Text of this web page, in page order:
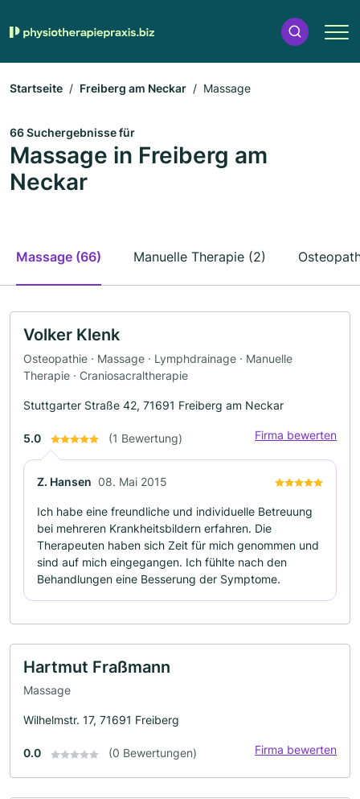
Startseite Freiberg am Neckar Massage
66 Suchergebnisse für
Massage in Freiberg am
Neckar
Massage (66) Manuelle Therapie (2)
Volker Klenk
Osteopathie · Massage · Lymphdrainage · Manuelle
Therapie · Craniosacraltherapie
Stuttgarter Straße 42, 71691 Freiberg am Neckar
5.0 (1 Bewertung) Firma bewerten
Z. Hansen 08. Mai 2015
Ich habe eine freundliche und individuelle Betreuung
bei mehreren Krankheitsbildern erfahren. Die
Therapeuten haben sich Zeit für mich genommen und
sind auf mich eingegangen. Ich fühlte nach den
Behandlungen eine Besserung der Symptome.
Hartmut Fraßmann
Massage
Wilhelmstr. 17, 71691 Freiberg
0.0 (0 Bewertungen) Firma bewerten